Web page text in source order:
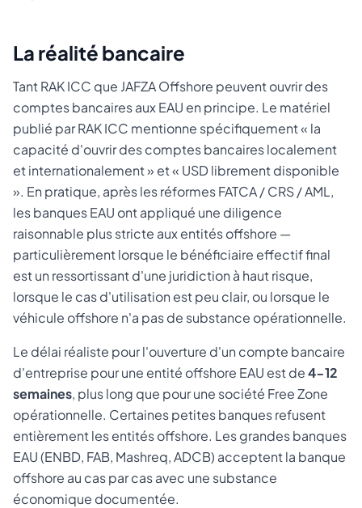
La réalité bancaire
Tant RAK ICC que JAFZA Offshore peuvent ouvrir des
comptes bancaires aux EAU en principe. Le matériel
publié par RAK ICC mentionne spécifiquement « la
capacité d'ouvrir des comptes bancaires localement
et internationalement » et « USD librement disponible
». En pratique, après les réformes FATCA / CRS / AML,
les banques EAU ont appliqué une diligence
raisonnable plus stricte aux entités offshore —
particulièrement lorsque le bénéficiaire effectif final
est un ressortissant d'une juridiction à haut risque,
lorsque le cas d'utilisation est peu clair, ou lorsque le
véhicule offshore n'a pas de substance opérationnelle.
Le délai réaliste pour l'ouverture d'un compte bancaire
d'entreprise pour une entité offshore EAU est de4-12
semaines, plus long que pour une société Free Zone
opérationnelle. Certaines petites banques refusent
entièrement les entités offshore. Les grandes banques
EAU (ENBD, FAB, Mashreq, ADCB) acceptent la banque
offshore au cas par cas avec une substance
économique documentée.